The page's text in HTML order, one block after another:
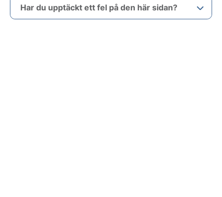
Har du upptäckt ett fel på den här sidan?